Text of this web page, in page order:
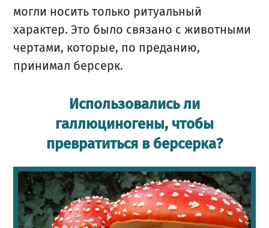
могли носить только ритуальный
характер. Это было связано с животными
чертами, которые, по преданию,
принимал берсерк.
Использовались ли
галлюциногены, чтобы
превратиться в берсерка?